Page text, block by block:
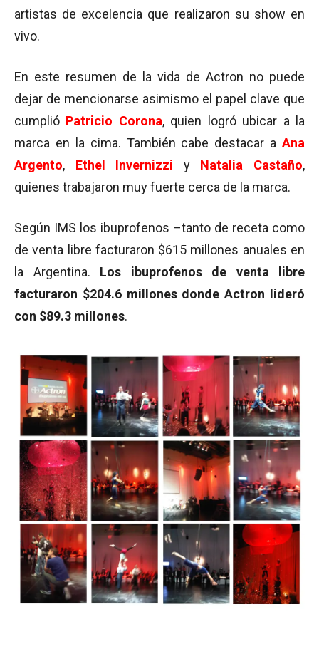
artistas de excelencia que realizaron su show en
vivo.
En este resumen de la vida de Actron no puede
dejar de mencionarse asimismo el papel clave que
cumplió Patricio Corona, quien logró ubicar a la
marca en la cima. También cabe destacar a Ana
Argento, Ethel Invernizzi y Natalia Castaño,
quienes trabajaron muy fuerte cerca de la marca.
Según IMS los ibuprofenos –tanto de receta como
de venta libre facturaron $615 millones anuales en
la Argentina. Los ibuprofenos de venta libre
facturaron $204.6 millones donde Actron lideró
con $89.3 millones.